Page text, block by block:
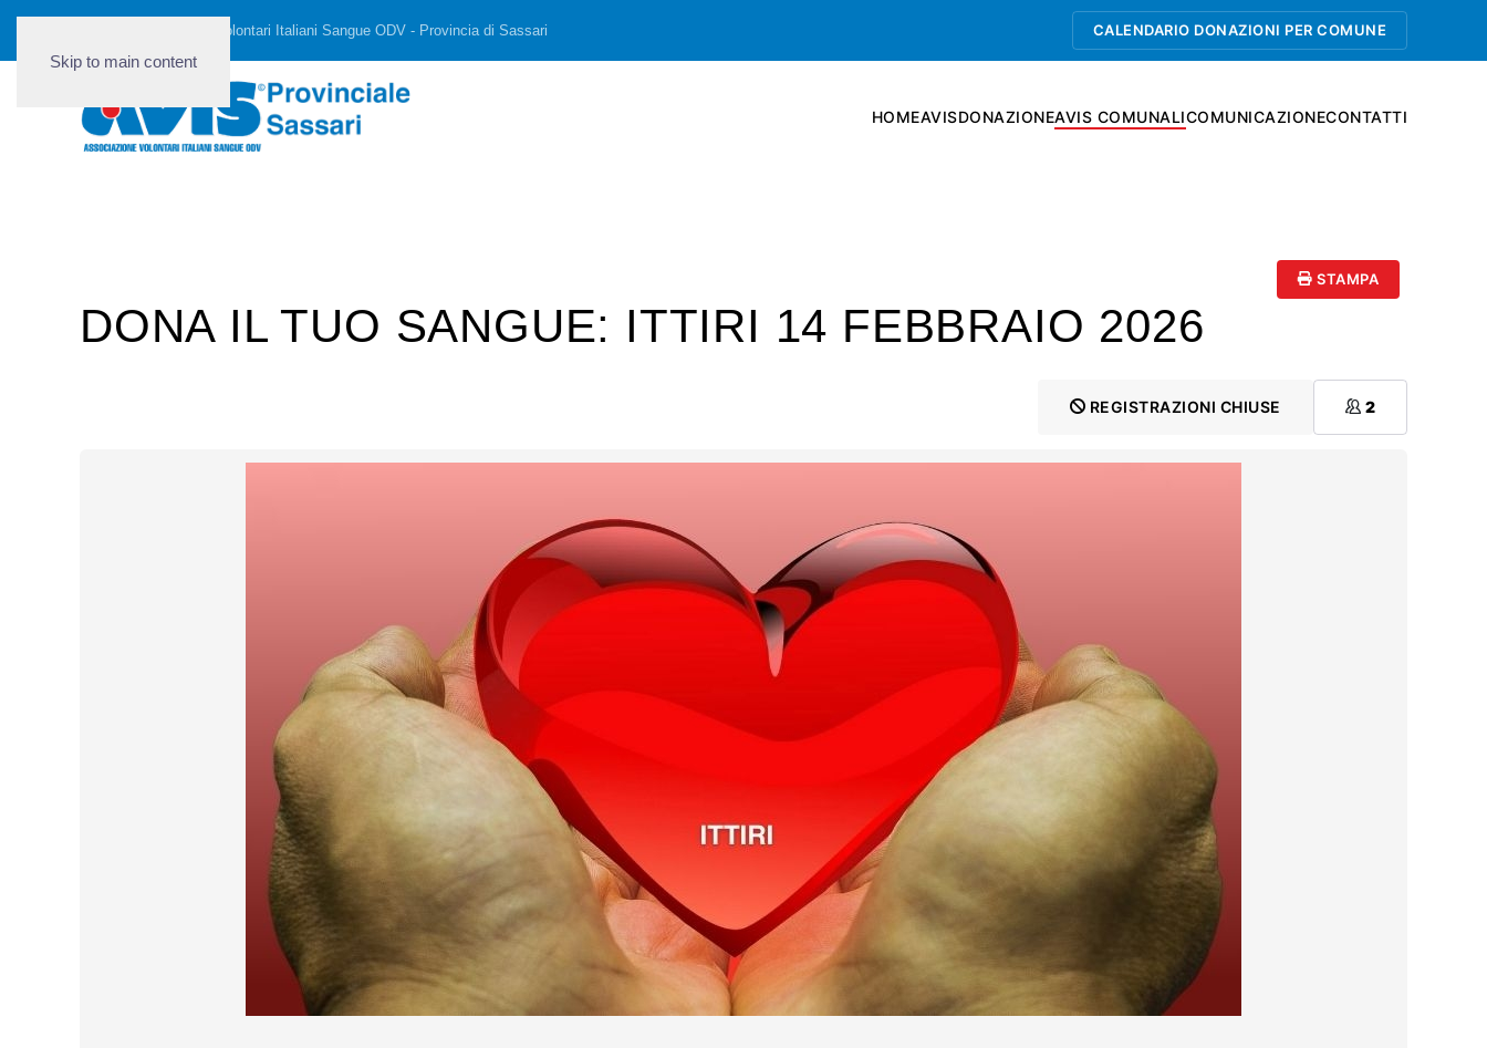
Skip to main content
AVIS - Associazione Volontari Italiani Sangue ODV - Provincia di Sassari CALENDARIO DONAZIONI PER COMUNE
HOMEAVISDONAZIONEAVIS COMUNALICOMUNICAZIONECONTATTI
STAMPA
DONA IL TUO SANGUE: ITTIRI 14 FEBBRAIO 2026
REGISTRAZIONI CHIUSE 2